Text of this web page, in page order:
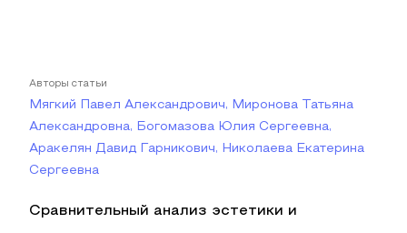
Авторы статьи
Мягкий Павел Александрович, Миронова Татьяна
Александровна, Богомазова Юлия Сергеевна,
Аракелян Давид Гарникович, Николаева Екатерина
Сергеевна
Сравнительный анализ эстетики и